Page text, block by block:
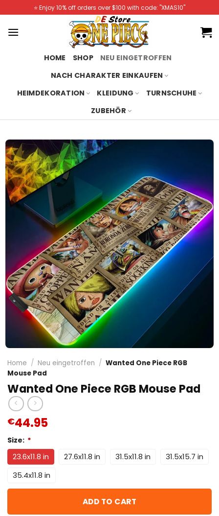
to
content
⭐️ Enjoy 10% off orders over $100 with code: "XMAS10"
HOME SHOP
NEU EINGETROFFEN
NACH CHARAKTER EINKAUFEN
HEIMDEKORATION
KLEIDUNG
TURNSCHUHE
ZUBEHÖR
Home / Neu eingetroffen / Wanted One Piece RGB
Mouse Pad
Wanted One Piece RGB Mouse Pad
€44.95
Size: *
23.6x11.8 in 27.6x11.8 in 31.5x11.8 in
31.5x15.7 in
35.4x11.8 in
ADD TO CART